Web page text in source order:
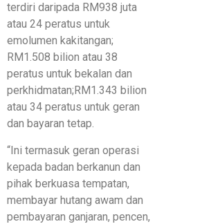
terdiri daripada RM938 juta
atau 24 peratus untuk
emolumen kakitangan; ​
RM1.508 bilion atau 38
peratus untuk bekalan dan
perkhidmatan;​RM1.343 bilion
atau 34 peratus untuk geran
dan bayaran tetap.
“Ini termasuk geran operasi
kepada badan berkanun dan
pihak berkuasa tempatan,
membayar hutang awam dan
pembayaran ganjaran, pencen,